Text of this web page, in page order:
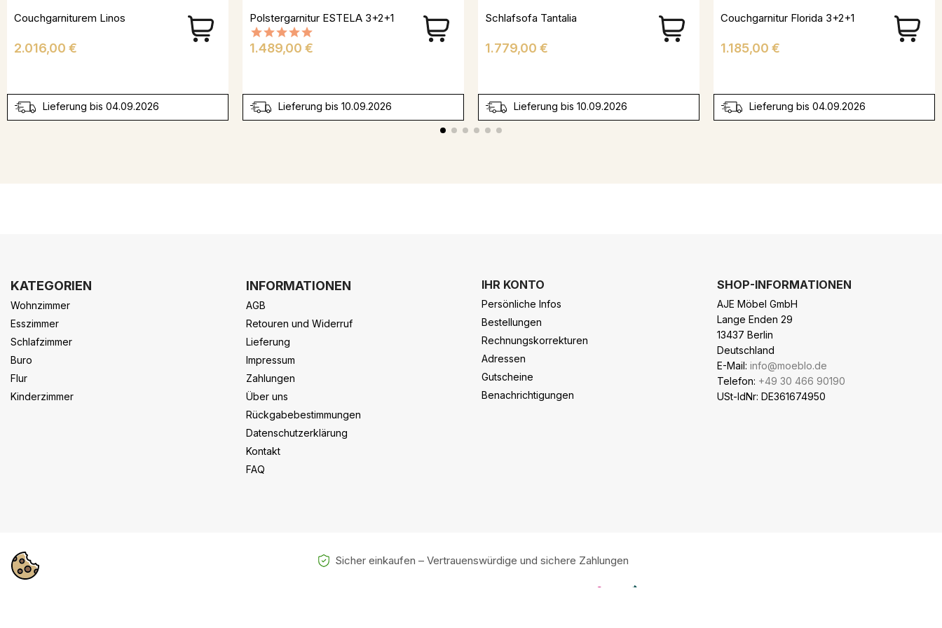
Couchgarniturem Linos
Preis
2.016,00 €
Lieferung bis 04.09.2026
Polstergarnitur ESTELA 3+2+1
Preis
1.489,00 €
Lieferung bis 10.09.2026
Schlafsofa Tantalia
Preis
1.779,00 €
Lieferung bis 10.09.2026
Couchgarnitur Florida 3+2+1
Preis
1.185,00 €
Lieferung bis 04.09.2026
KATEGORIEN
Wohnzimmer
Esszimmer
Schlafzimmer
Buro
Flur
Kinderzimmer
INFORMATIONEN
AGB
Retouren und Widerruf
Lieferung
Impressum
Zahlungen
Über uns
Rückgabebestimmungen
Datenschutzerklärung
Kontakt
FAQ
IHR KONTO
Persönliche Infos
Bestellungen
Rechnungskorrekturen
Adressen
Gutscheine
Benachrichtigungen
SHOP-INFORMATIONEN
AJE Möbel GmbH
Lange Enden 29
13437 Berlin
Deutschland
E-Mail: info@moeblo.de
Telefon: +49 30 466 90190
USt-IdNr: DE361674950
Sicher einkaufen – Vertrauenswürdige und sichere Zahlungen